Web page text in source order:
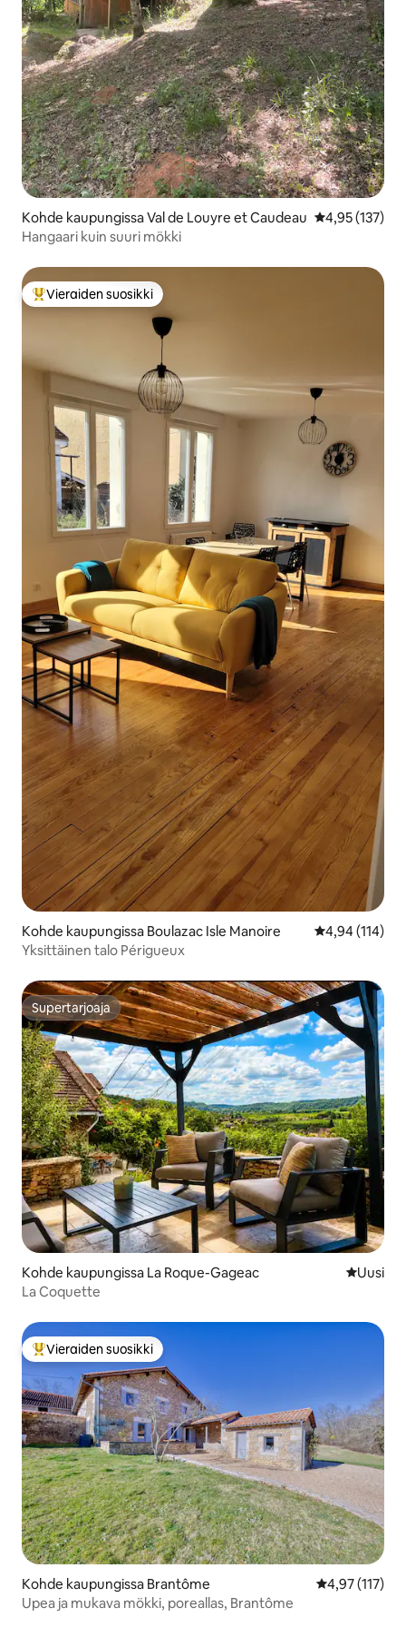
Kohde kaupungissa Val de Louyre et Caudeau
4,95 (137)
Hangaari kuin suuri mökki
Vieraiden suosikkien parhaimmistoa
Vieraiden suosikki
Kohde kaupungissa Boulazac Isle Manoire
4,94 (114)
Yksittäinen talo Périgueux
Supertarjoaja
Supertarjoaja
Kohde kaupungissa La Roque-Gageac Uusi
Uusi
La Coquette
Vieraiden suosikkien parhaimmistoa
Vieraiden suosikki
Kohde kaupungissa Brantôme
4,97 (117)
Upea ja mukava mökki, poreallas, Brantôme